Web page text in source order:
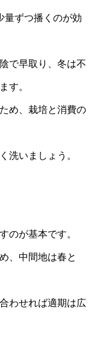
量ずつ播くのが効
で早取り、冬は不
す。
め、栽培と消費の
洗いましょう。
のが基本です。
、中間地は春と
わせれば適期は広